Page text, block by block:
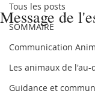
Tous les posts
SOMMAIRE
Communication
Les animaux de l'au-
Guidance et
Message de